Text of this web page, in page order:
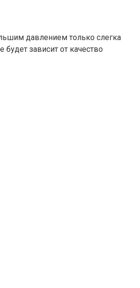
давлением только слегка
зависит от качество